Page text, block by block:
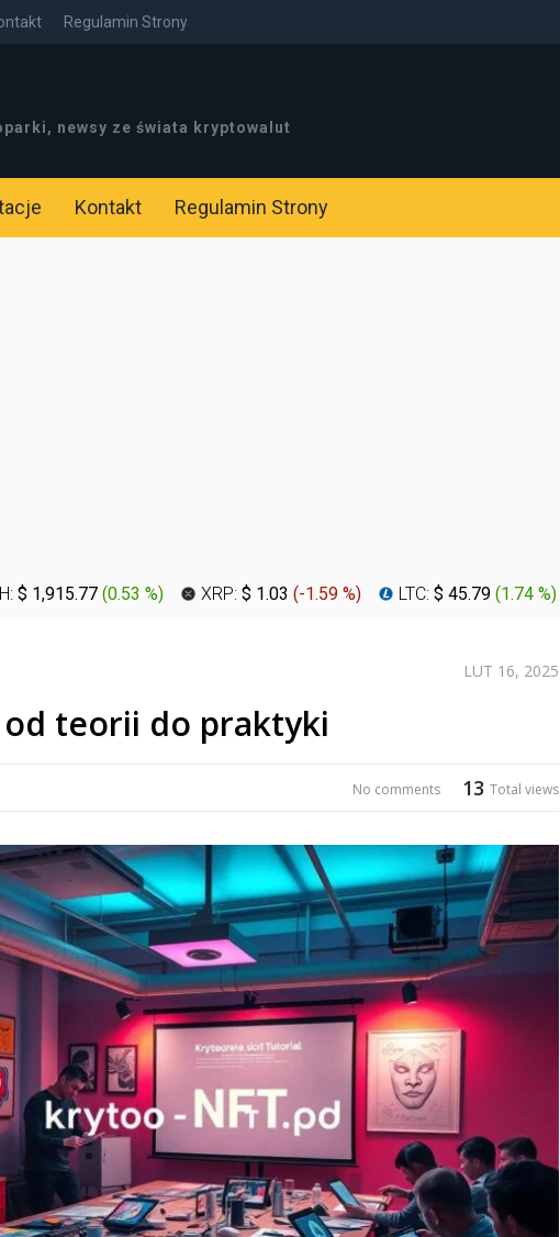
Regulamin Strony
newsy ze świata kryptowalut
Kontakt Regulamin Strony
$ 1,915.77 (0.53 %) XRP: $ 1.03 (-1.59 %) LTC: $ 45.79 (1.74 %)
LUT 16, 2025
od teorii do praktyki
13 Total views
No comments